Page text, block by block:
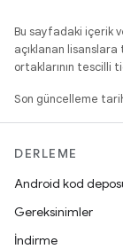
Bu sayfadaki içerik
açıklanan
ortaklarının tescilli
Son güncelleme
DERLEME
Android kod
Gereksinimler
İndirme